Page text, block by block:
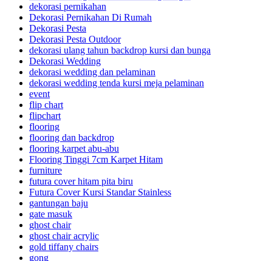
dekorasi pernikahan
Dekorasi Pernikahan Di Rumah
Dekorasi Pesta
Dekorasi Pesta Outdoor
dekorasi ulang tahun backdrop kursi dan bunga
Dekorasi Wedding
dekorasi wedding dan pelaminan
dekorasi wedding tenda kursi meja pelaminan
event
flip chart
flipchart
flooring
flooring dan backdrop
flooring karpet abu-abu
Flooring Tinggi 7cm Karpet Hitam
furniture
futura cover hitam pita biru
Futura Cover Kursi Standar Stainless
gantungan baju
gate masuk
ghost chair
ghost chair acrylic
gold tiffany chairs
gong